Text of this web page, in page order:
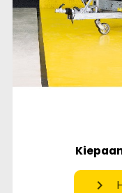
chevron_right